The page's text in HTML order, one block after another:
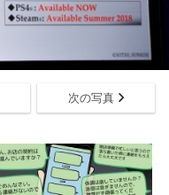
次の写真